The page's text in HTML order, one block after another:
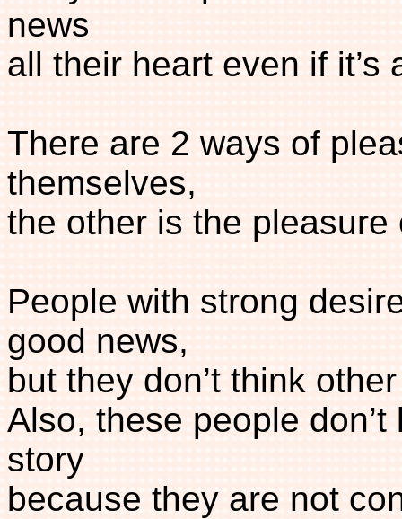
news
all their heart even if it’s
There are 2 ways of
themselves,
the other is the pleasure
People with strong
good news,
but they don’t think
Also, these people
story
because they are not